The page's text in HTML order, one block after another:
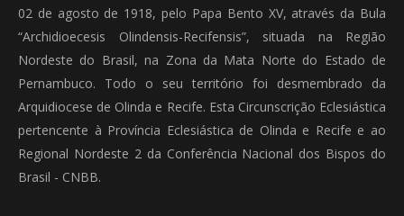
02 de agosto de 1918, pelo Papa Bento XV, através da Bula
“Archidioecesis Olindensis-Recifensis”, situada na Região
Nordeste do Brasil, na Zona da Mata Norte do Estado de
Pernambuco. Todo o seu território foi desmembrado da
Arquidiocese de Olinda e Recife. Esta Circunscrição Eclesiástica
pertencente à Província Eclesiástica de Olinda e Recife e ao
Regional Nordeste 2 da Conferência Nacional dos Bispos do
Brasil - CNBB.